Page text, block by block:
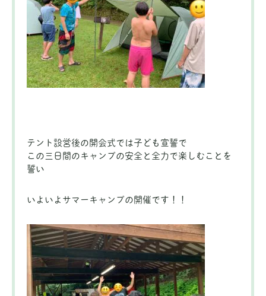
テント設営後の開会式では子ども宣誓で
この三日間のキャンプの安全と全力で楽しむことを
誓い
いよいよサマーキャンプの開催です！！